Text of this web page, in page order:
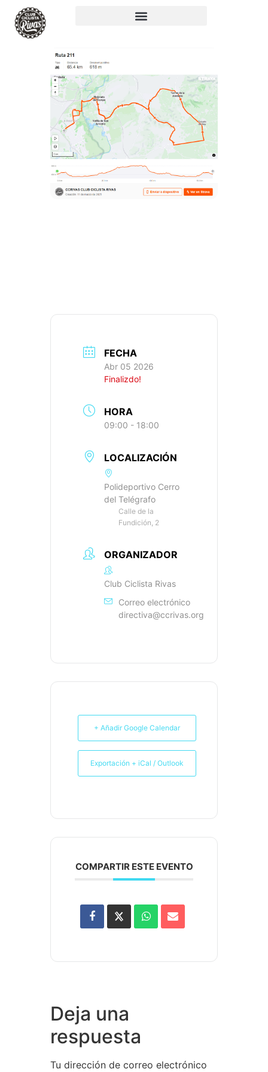
FECHA
Abr 05 2026
Finalizdo!
HORA
09:00 - 18:00
LOCALIZACIÓN
Polideportivo Cerro
del Telégrafo
Calle de la
Fundición, 2
ORGANIZADOR
Club Ciclista Rivas
Correo electrónico
directiva@ccrivas.org
+ Añadir Google Calendar
Exportación + iCal / Outlook
COMPARTIR ESTE EVENTO
Deja una
respuesta
Tu dirección de correo electrónico